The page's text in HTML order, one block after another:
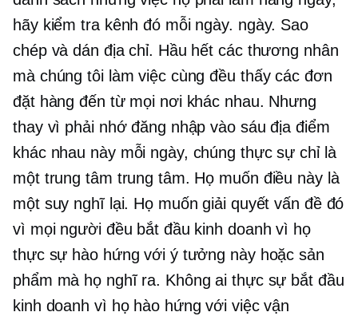
hãy kiểm tra kênh đó mỗi ngày. ngày. Sao
chép và dán địa chỉ. Hầu hết các thương nhân
mà chúng tôi làm việc cùng đều thấy các đơn
đặt hàng đến từ mọi nơi khác nhau. Nhưng
thay vì phải nhớ đăng nhập vào sáu địa điểm
khác nhau này mỗi ngày, chúng thực sự chỉ là
một trung tâm trung tâm. Họ muốn điều này là
một suy nghĩ lại. Họ muốn giải quyết vấn đề đó
vì mọi người đều bắt đầu kinh doanh vì họ
thực sự hào hứng với ý tưởng này hoặc sản
phẩm mà họ nghĩ ra. Không ai thực sự bắt đầu
kinh doanh vì họ hào hứng với việc vận